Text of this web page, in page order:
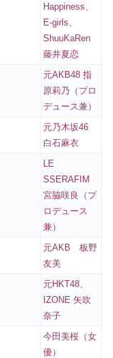
Happiness、
E-girls、
ShuuKaRen
藤井夏恋
元AKB48 指
原莉乃（プロ
デュース兼）
元乃木坂46
白石麻衣
LE
SSERAFIM
宮脇咲良（プ
ロデュース
兼）
元AKB 板野
友美
元HKT48、
IZONE 矢吹
奈子
今田美桜（女
優）